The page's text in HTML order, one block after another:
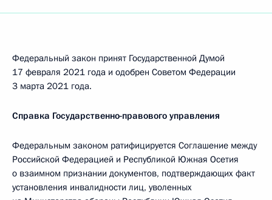
Федеральный закон принят Государственной Думой
17 февраля 2021 года и одобрен Советом Федерации
3 марта 2021 года.
Справка Государственно-правового управления
Федеральным законом ратифицируется Соглашение между
Российской Федерацией и Республикой Южная Осетия
о взаимном признании документов, подтверждающих факт
установления инвалидности лиц, уволенных